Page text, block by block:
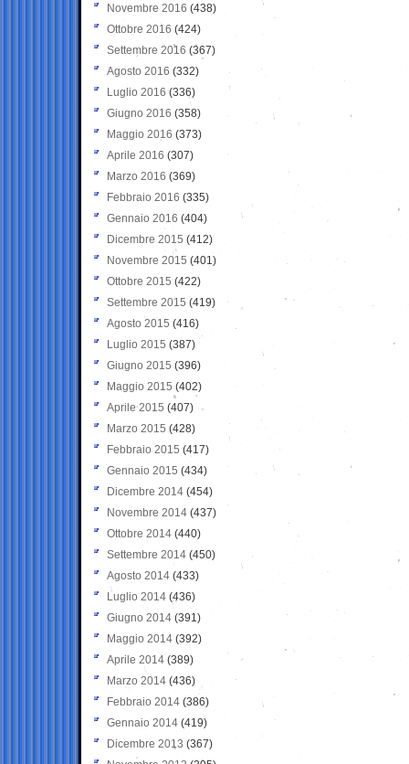
Novembre 2016 (438)
Ottobre 2016 (424)
Settembre 2016 (367)
Agosto 2016 (332)
Luglio 2016 (336)
Giugno 2016 (358)
Maggio 2016 (373)
Aprile 2016 (307)
Marzo 2016 (369)
Febbraio 2016 (335)
Gennaio 2016 (404)
Dicembre 2015 (412)
Novembre 2015 (401)
Ottobre 2015 (422)
Settembre 2015 (419)
Agosto 2015 (416)
Luglio 2015 (387)
Giugno 2015 (396)
Maggio 2015 (402)
Aprile 2015 (407)
Marzo 2015 (428)
Febbraio 2015 (417)
Gennaio 2015 (434)
Dicembre 2014 (454)
Novembre 2014 (437)
Ottobre 2014 (440)
Settembre 2014 (450)
Agosto 2014 (433)
Luglio 2014 (436)
Giugno 2014 (391)
Maggio 2014 (392)
Aprile 2014 (389)
Marzo 2014 (436)
Febbraio 2014 (386)
Gennaio 2014 (419)
Dicembre 2013 (367)